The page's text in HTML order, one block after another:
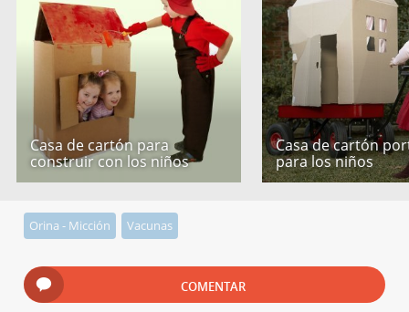
Casa de cartón para
construir con los niños
Casa de cartón
para los niños
Orina - Micción Vacunas
COMENTAR